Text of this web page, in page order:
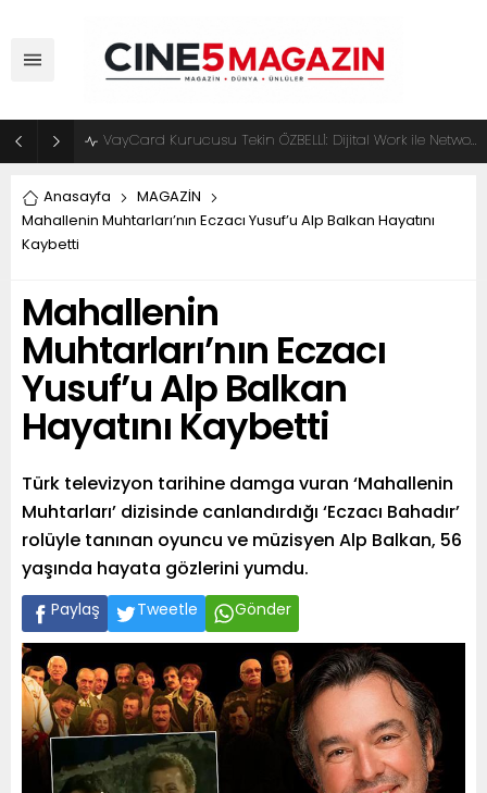
VayCard Kurucusu Tekin ÖZBELLİ: Dijital Work ile Network Marketingde Yeni Dönem Başlıyor
Anasayfa
MAGAZİN
Mahallenin Muhtarları’nın Eczacı Yusuf’u Alp Balkan Hayatını
Kaybetti
Mahallenin
Muhtarları’nın Eczacı
Yusuf’u Alp Balkan
Hayatını Kaybetti
Türk televizyon tarihine damga vuran ‘Mahallenin
Muhtarları’ dizisinde canlandırdığı ‘Eczacı Bahadır’
rolüyle tanınan oyuncu ve müzisyen Alp Balkan, 56
yaşında hayata gözlerini yumdu.
Paylaş Tweetle Gönder